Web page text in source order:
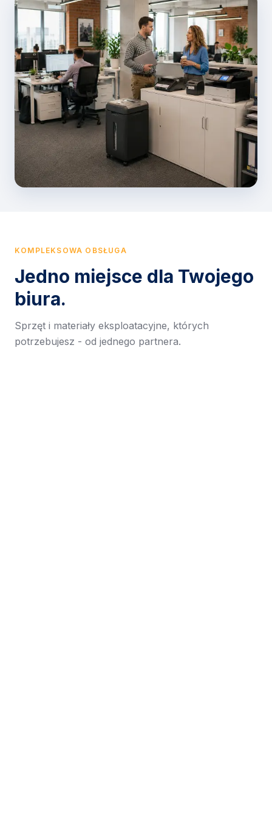
KOMPLEKSOWA OBSŁUGA
Jedno miejsce dla Twojego
biura.
Sprzęt i materiały eksploatacyjne, których
potrzebujesz - od jednego partnera.